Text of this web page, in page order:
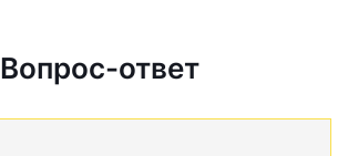
Вопрос-ответ